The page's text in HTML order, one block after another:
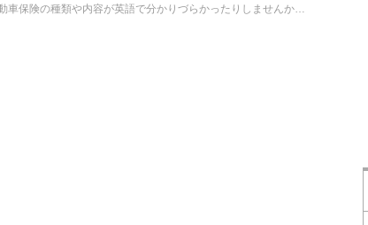
車社会のアメリカ、大事な自動車保険の種類や内容が英語で分かりづらかったりしませんか？ここでは一般的な自動車保険の種類、加入の際の注意点などをまとめてご紹介したいと思います。